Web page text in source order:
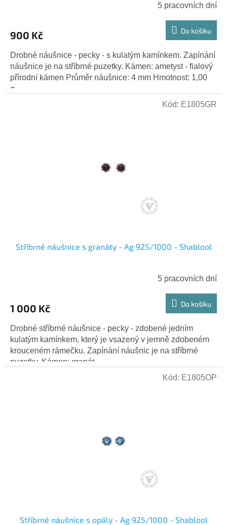
5 pracovních dní
900 Kč Do košíku
Drobné náušnice - pecky - s kulatým kamínkem. Zapínání
náušnice je na stříbrné puzetky. Kámen: ametyst - fialový
přírodní kámen Průměr náušnice: 4 mm Hmotnost: 1,00
g...
Stříbrné náušnice s granáty - Ag 925/1000 - Shablool
5 pracovních dní
1 000 Kč Do košíku
Drobné stříbrné náušnice - pecky - zdobené jedním
kulatým kamínkem, který je vsazený v jemně zdobeném
krouceném rámečku. Zapínání náušnic je na stříbrné
puzetky. Kámen: granát...
Kód: E1805GR
Stříbrné náušnice s opály - Ag 925/1000 - Shablool
Kód: E1805OP